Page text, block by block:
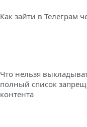
Как зайти в Телеграм
Что нельзя
полный список
контента